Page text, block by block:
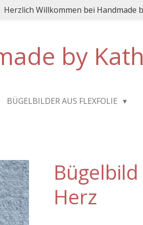
Herzlich Willkommen bei Handmade
by
BÜGELBILDER AUS FLEXFOLIE
Herz